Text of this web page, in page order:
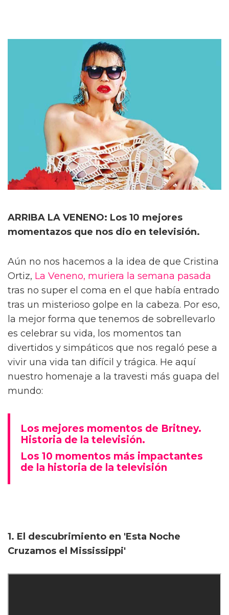
ARRIBA LA VENENO: Los 10 mejores
momentazos que nos dio en televisión.
Aún no nos hacemos a la idea de que Cristina
Ortiz, La Veneno, muriera la semana pasada
tras no super el coma en el que había entrado
tras un misterioso golpe en la cabeza. Por eso,
la mejor forma que tenemos de sobrellevarlo
es celebrar su vida, los momentos tan
divertidos y simpáticos que nos regaló pese a
vivir una vida tan difícil y trágica. He aquí
nuestro homenaje a la travesti más guapa del
mundo:
Los mejores momentos de Britney.
Historia de la televisión.
Los 10 momentos más impactantes
de la historia de la televisión
1. El descubrimiento en 'Esta Noche
Cruzamos el Mississippi'